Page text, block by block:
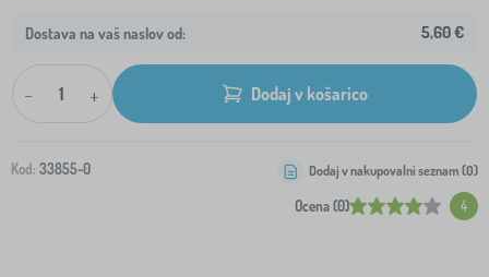
Dostava na vaš naslov od: 5,60 €
- + Dodaj v košarico
Kod: 33855-0
Ocena (0) 4
Dodaj v nakupovalni seznam (0)